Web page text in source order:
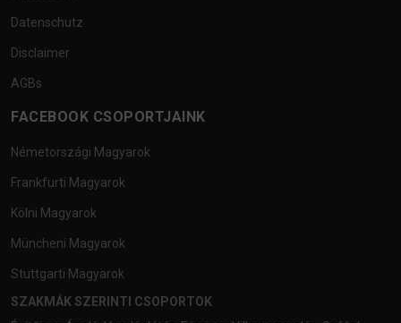
Datenschutz
Disclaimer
AGBs
FACEBOOK CSOPORTJAINK
Németországi Magyarok
Frankfurti Magyarok
Kölni Magyarok
Müncheni Magyarok
Stuttgarti Magyarok
SZAKMÁK SZERINTI CSOPORTOK